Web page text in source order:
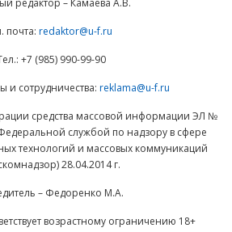
редактор – Камаева А.В.
почта: redaktor@u-f.ru
+7 (985) 990-99-90
и сотрудничества: reklama@u-f.ru
средства массовой информации ЭЛ №
службой по надзору в сфере
технологий и массовых коммуникаций
28.04.2014 г.
– Федоренко М.А.
возрастному ограничению 18+